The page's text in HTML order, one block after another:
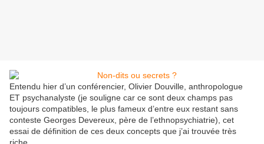
Entendu hier d’un conférencier, Olivier Douville, anthropologue
ET psychanalyste (je souligne car ce sont deux champs pas
toujours compatibles, le plus fameux d’entre eux restant sans
conteste Georges Devereux, père de l’ethnopsychiatrie), cet
essai de définition de ces deux concepts que j’ai trouvée très